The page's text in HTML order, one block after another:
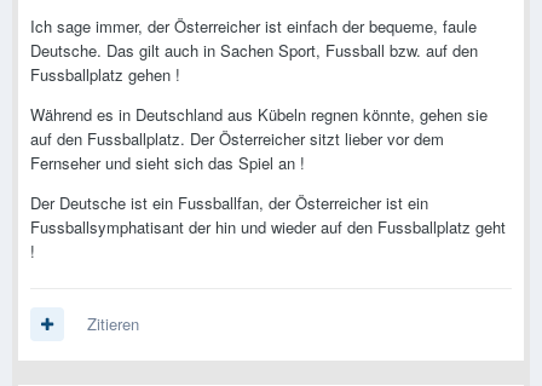
Ich sage immer, der Österreicher ist einfach der bequeme, faule
Deutsche. Das gilt auch in Sachen Sport, Fussball bzw. auf den
Fussballplatz gehen !
Während es in Deutschland aus Kübeln regnen könnte, gehen sie
auf den Fussballplatz. Der Österreicher sitzt lieber vor dem
Fernseher und sieht sich das Spiel an !
Der Deutsche ist ein Fussballfan, der Österreicher ist ein
Fussballsymphatisant der hin und wieder auf den Fussballplatz geht
!
Zitieren